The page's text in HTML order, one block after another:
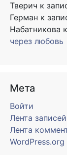
Тверич к
Герман к
Набатникова
через любовь
Мета
Войти
Лента записей
Лента
WordPress.org